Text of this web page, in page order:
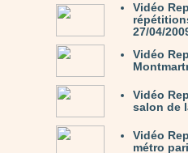
Vidéo
27/04/
Vidéo
Vidéo
salon de
Vidéo
métro